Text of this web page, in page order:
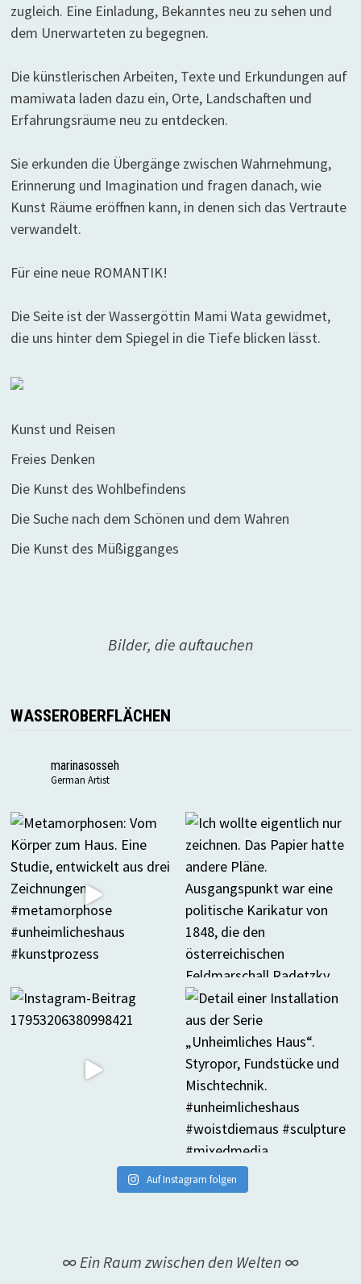
zugleich. Eine Einladung, Bekanntes neu zu sehen und
dem Unerwarteten zu begegnen.
Die künstlerischen Arbeiten, Texte und Erkundungen auf
mamiwata laden dazu ein, Orte, Landschaften und
Erfahrungsräume neu zu entdecken.
Sie erkunden die Übergänge zwischen Wahrnehmung,
Erinnerung und Imagination und fragen danach, wie
Kunst Räume eröffnen kann, in denen sich das Vertraute
verwandelt.
Für eine neue ROMANTIK!
Die Seite ist der Wassergöttin Mami Wata gewidmet,
die uns hinter dem Spiegel in die Tiefe blicken lässt.
Kunst und Reisen
Freies Denken
Die Kunst des Wohlbefindens
Die Suche nach dem Schönen und dem Wahren
Die Kunst des Müßigganges
Bilder, die auftauchen
WASSEROBERFLÄCHEN
marinasosseh
German Artist
Auf Instagram folgen
∞ Ein Raum zwischen den Welten ∞